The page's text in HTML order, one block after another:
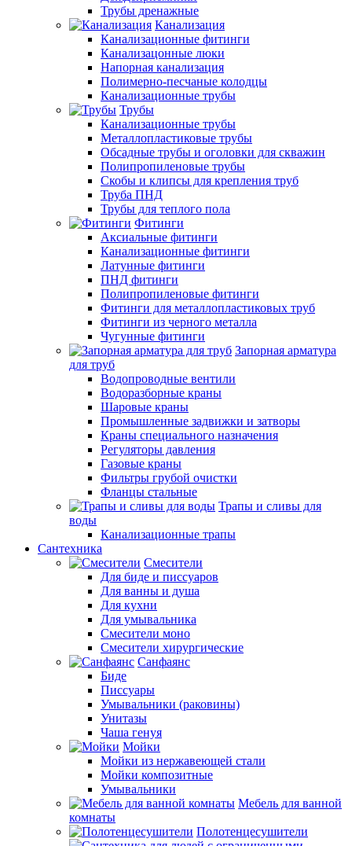
Трубы дренажные
Канализация
Канализационные фитинги
Канализацонные люки
Напорная канализация
Полимерно-песчаные колодцы
Канализационные трубы
Трубы
Канализационные трубы
Металлопластиковые трубы
Обсадные трубы и оголовки для скважин
Полипропиленовые трубы
Скобы и клипсы для крепления труб
Труба ПНД
Трубы для теплого пола
Фитинги
Аксиальные фитинги
Канализационные фитинги
Латунные фитинги
ПНД фитинги
Полипропиленовые фитинги
Фитинги для металлопластиковых труб
Фитинги из черного металла
Чугунные фитинги
Запорная арматура
для труб
Водопроводные вентили
Водоразборные краны
Шаровые краны
Промышленные задвижки и затворы
Краны специального назначения
Регуляторы давления
Газовые краны
Фильтры грубой очистки
Фланцы стальные
Трапы и сливы для
воды
Канализационные трапы
Сантехника
Смесители
Для биде и писсуаров
Для ванны и душа
Для кухни
Для умывальника
Смесители моно
Смесители хирургические
Санфаянс
Биде
Писсуары
Умывальники (раковины)
Унитазы
Чаша генуя
Мойки
Мойки из нержавеющей стали
Мойки композитные
Умывальники
Мебель для ванной
комнаты
Полотенцесушители